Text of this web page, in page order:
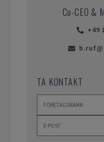
Co-CEO &
+49
TA KONTAKT